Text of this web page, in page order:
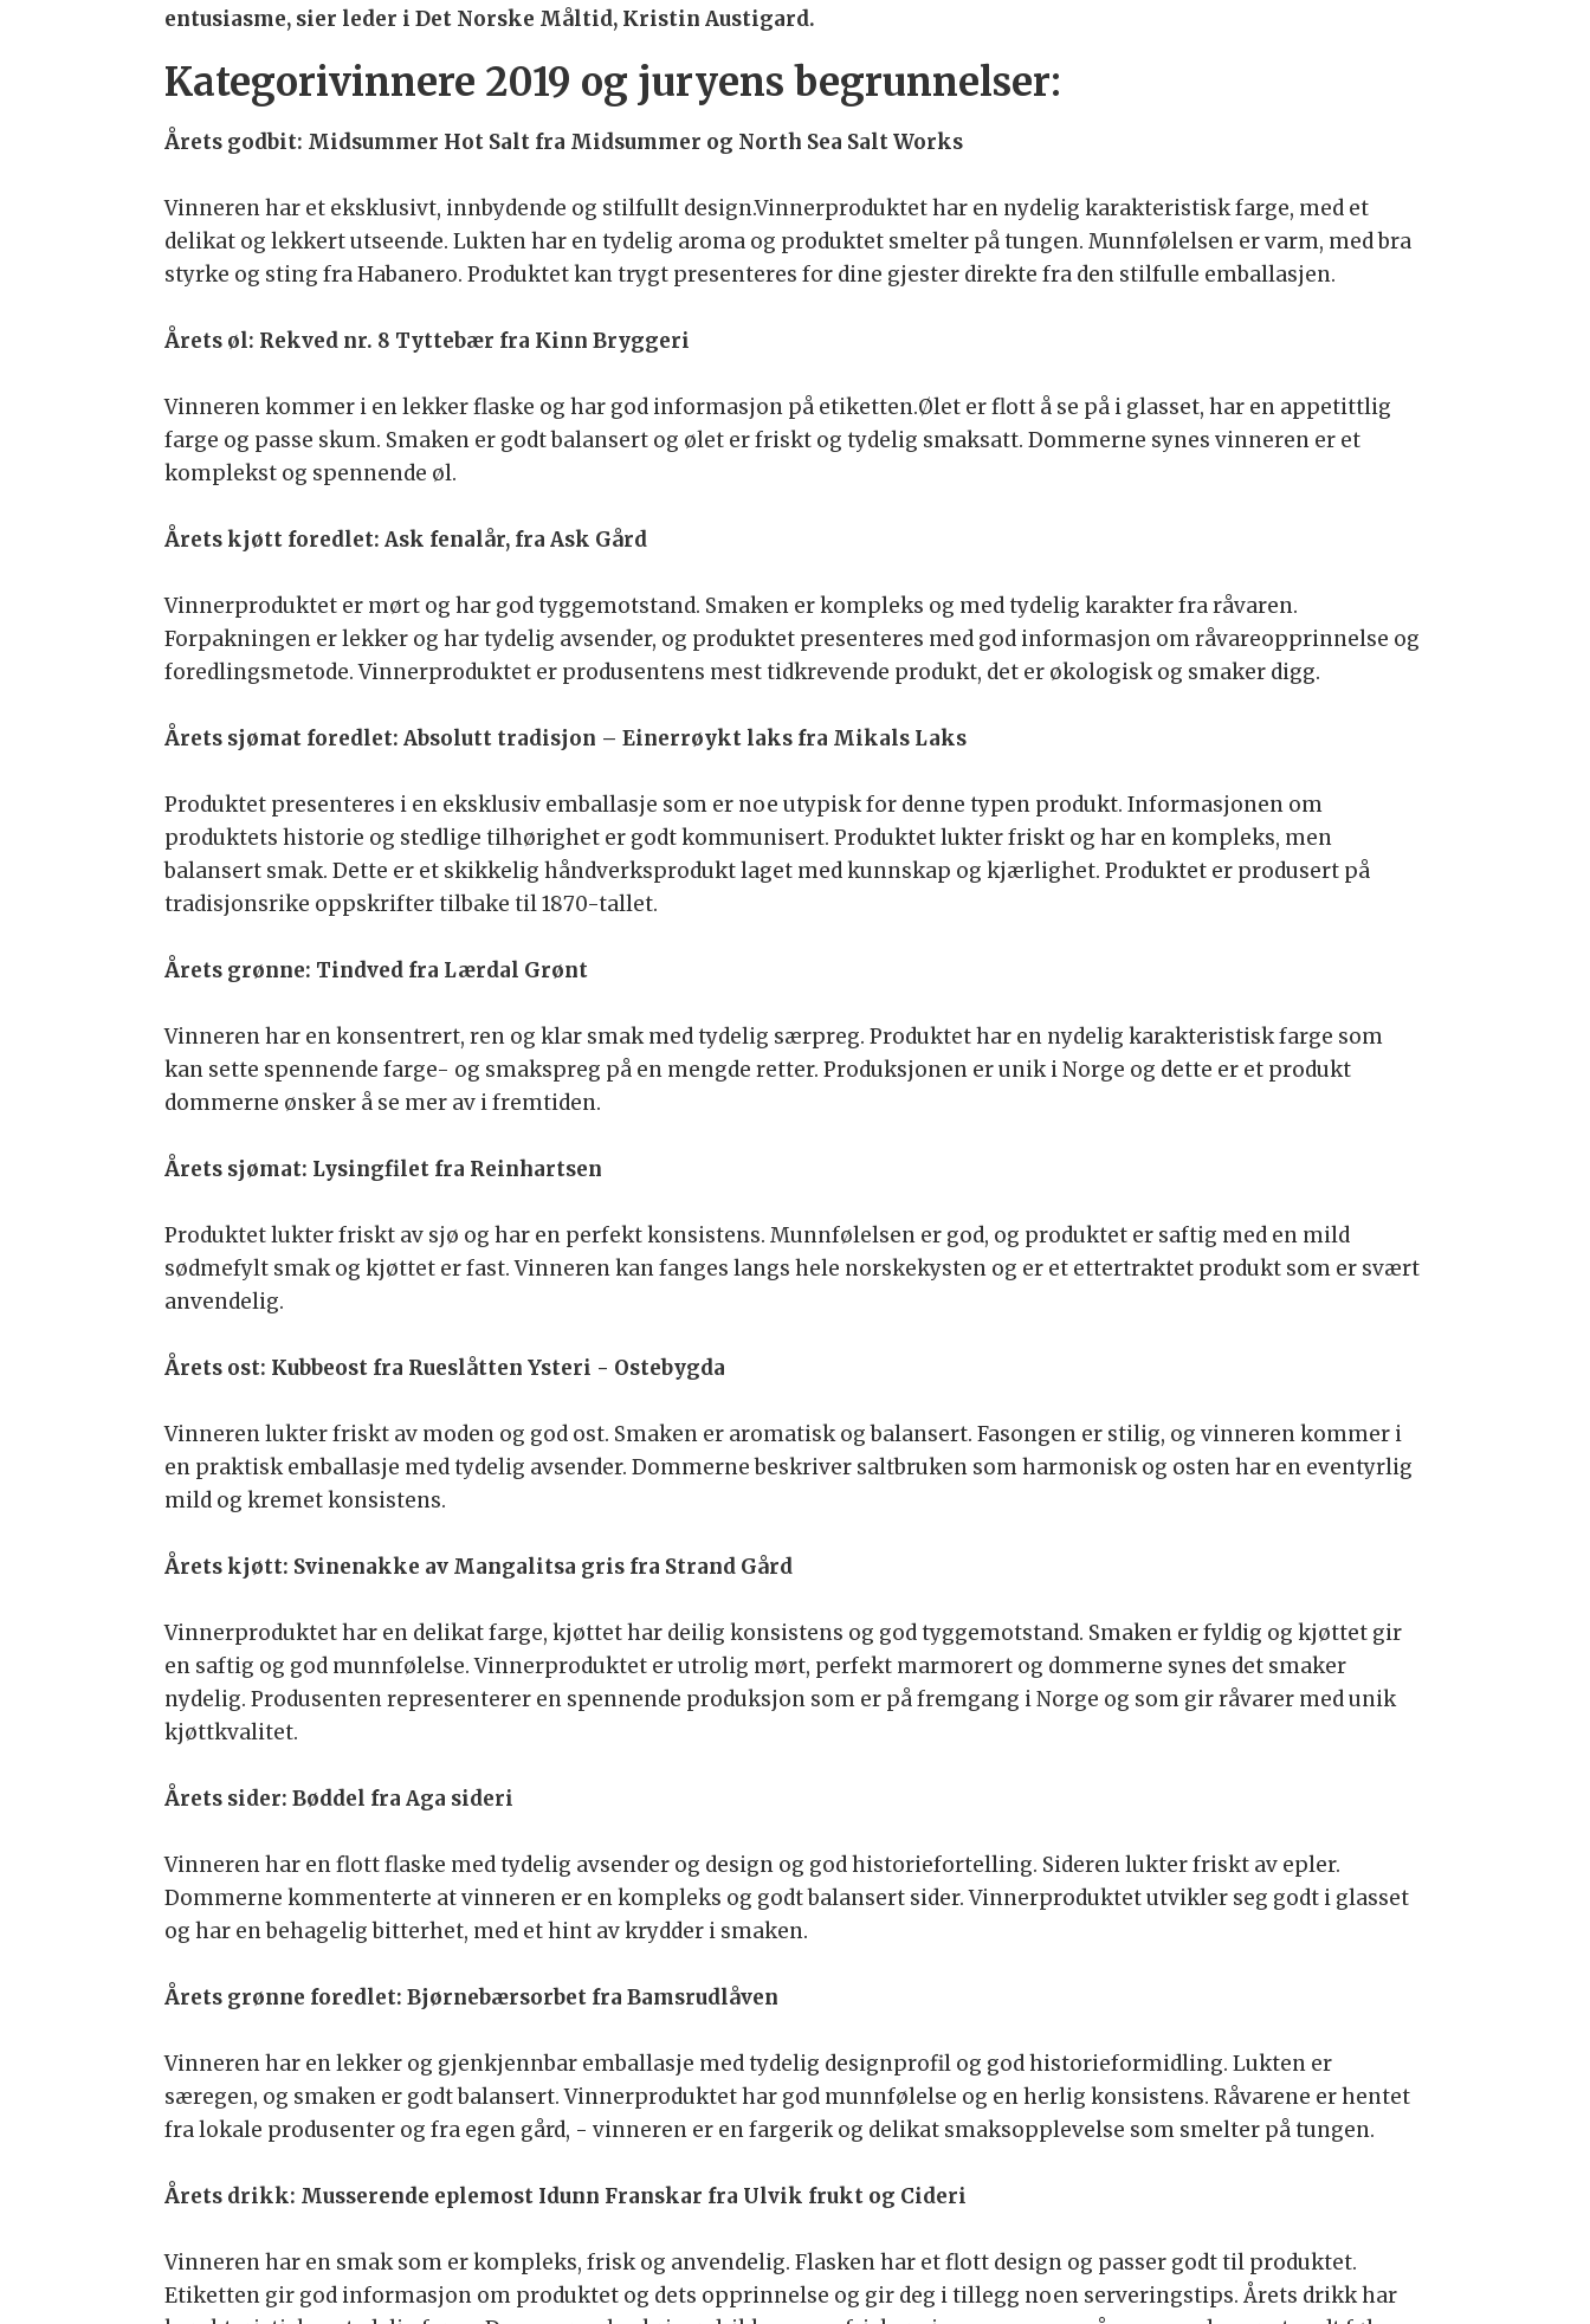
entusiasme, sier leder i Det Norske Måltid, Kristin Austigard.
Kategorivinnere 2019 og juryens begrunnelser:
Årets godbit: Midsummer Hot Salt fra Midsummer og North Sea Salt Works
Vinneren har et eksklusivt, innbydende og stilfullt design.Vinnerproduktet har en nydelig karakteristisk farge, med et
delikat og lekkert utseende. Lukten har en tydelig aroma og produktet smelter på tungen. Munnfølelsen er varm, med bra
styrke og sting fra Habanero. Produktet kan trygt presenteres for dine gjester direkte fra den stilfulle emballasjen.
Årets øl: Rekved nr. 8 Tyttebær fra Kinn Bryggeri
Vinneren kommer i en lekker flaske og har god informasjon på etiketten.Ølet er flott å se på i glasset, har en appetittlig
farge og passe skum. Smaken er godt balansert og ølet er friskt og tydelig smaksatt. Dommerne synes vinneren er et
komplekst og spennende øl.
Årets kjøtt foredlet: Ask fenalår, fra Ask Gård
Vinnerproduktet er mørt og har god tyggemotstand. Smaken er kompleks og med tydelig karakter fra råvaren.
Forpakningen er lekker og har tydelig avsender, og produktet presenteres med god informasjon om råvareopprinnelse og
foredlingsmetode. Vinnerproduktet er produsentens mest tidkrevende produkt, det er økologisk og smaker digg.
Årets sjømat foredlet: Absolutt tradisjon – Einerrøykt laks fra Mikals Laks
Produktet presenteres i en eksklusiv emballasje som er noe utypisk for denne typen produkt. Informasjonen om
produktets historie og stedlige tilhørighet er godt kommunisert. Produktet lukter friskt og har en kompleks, men
balansert smak. Dette er et skikkelig håndverksprodukt laget med kunnskap og kjærlighet. Produktet er produsert på
tradisjonsrike oppskrifter tilbake til 1870-tallet.
Årets grønne: Tindved fra Lærdal Grønt
Vinneren har en konsentrert, ren og klar smak med tydelig særpreg. Produktet har en nydelig karakteristisk farge som
kan sette spennende farge- og smakspreg på en mengde retter. Produksjonen er unik i Norge og dette er et produkt
dommerne ønsker å se mer av i fremtiden.
Årets sjømat: Lysingfilet fra Reinhartsen
Produktet lukter friskt av sjø og har en perfekt konsistens. Munnfølelsen er god, og produktet er saftig med en mild
sødmefylt smak og kjøttet er fast. Vinneren kan fanges langs hele norskekysten og er et ettertraktet produkt som er svært
anvendelig.
Årets ost: Kubbeost fra Rueslåtten Ysteri - Ostebygda
Vinneren lukter friskt av moden og god ost. Smaken er aromatisk og balansert. Fasongen er stilig, og vinneren kommer i
en praktisk emballasje med tydelig avsender. Dommerne beskriver saltbruken som harmonisk og osten har en eventyrlig
mild og kremet konsistens.
Årets kjøtt: Svinenakke av Mangalitsa gris fra Strand Gård
Vinnerproduktet har en delikat farge, kjøttet har deilig konsistens og god tyggemotstand. Smaken er fyldig og kjøttet gir
en saftig og god munnfølelse. Vinnerproduktet er utrolig mørt, perfekt marmorert og dommerne synes det smaker
nydelig. Produsenten representerer en spennende produksjon som er på fremgang i Norge og som gir råvarer med unik
kjøttkvalitet.
Årets sider: Bøddel fra Aga sideri
Vinneren har en flott flaske med tydelig avsender og design og god historiefortelling. Sideren lukter friskt av epler.
Dommerne kommenterte at vinneren er en kompleks og godt balansert sider. Vinnerproduktet utvikler seg godt i glasset
og har en behagelig bitterhet, med et hint av krydder i smaken.
Årets grønne foredlet: Bjørnebærsorbet fra Bamsrudlåven
Vinneren har en lekker og gjenkjennbar emballasje med tydelig designprofil og god historieformidling. Lukten er
særegen, og smaken er godt balansert. Vinnerproduktet har god munnfølelse og en herlig konsistens. Råvarene er hentet
fra lokale produsenter og fra egen gård, - vinneren er en fargerik og delikat smaksopplevelse som smelter på tungen.
Årets drikk: Musserende eplemost Idunn Franskar fra Ulvik frukt og Cideri
Vinneren har en smak som er kompleks, frisk og anvendelig. Flasken har et flott design og passer godt til produktet.
Etiketten gir god informasjon om produktet og dets opprinnelse og gir deg i tillegg noen serveringstips. Årets drikk har